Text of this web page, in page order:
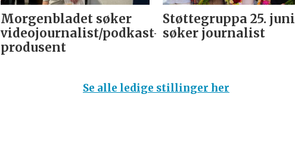
Morgenbladet søker
videojournalist/podkast-
produsent
Støttegruppa 25. juni
søker journalist
Se alle ledige stillinger her